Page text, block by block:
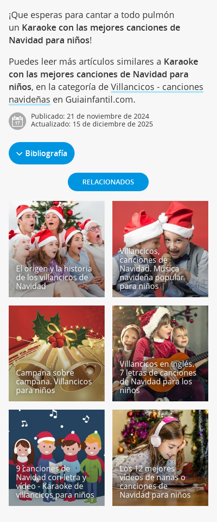
¡Que esperas para cantar a todo pulmón
un Karaoke con las mejores canciones de
Navidad para niños!
Puedes leer más artículos similares a Karaoke
con las mejores canciones de Navidad para
niños, en la categoría de Villancicos - canciones
navideñas en Guiainfantil.com.
Publicado: 21 de noviembre de 2024
Actualizado: 15 de diciembre de 2025
Bibliografía
RELACIONADOS
El origen y la historia
de los villancicos de
Navidad
Villancicos,
canciones de
Navidad. Música
navideña popular
para niños
Campana sobre
campana. Villancicos
para niños
Villancicos en inglés.
7 letras de canciones
de Navidad para los
niños
9 canciones de
Navidad con letra y
vídeo - Karaoke de
villancicos para niños
Los 12 mejores
vídeos de nanas o
canciones de
Navidad para niños